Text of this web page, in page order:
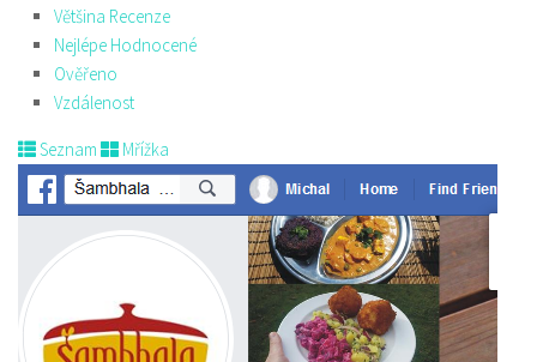
Většina Recenze
Nejlépe Hodnocené
Ověřeno
Vzdálenost
Seznam Mřížka